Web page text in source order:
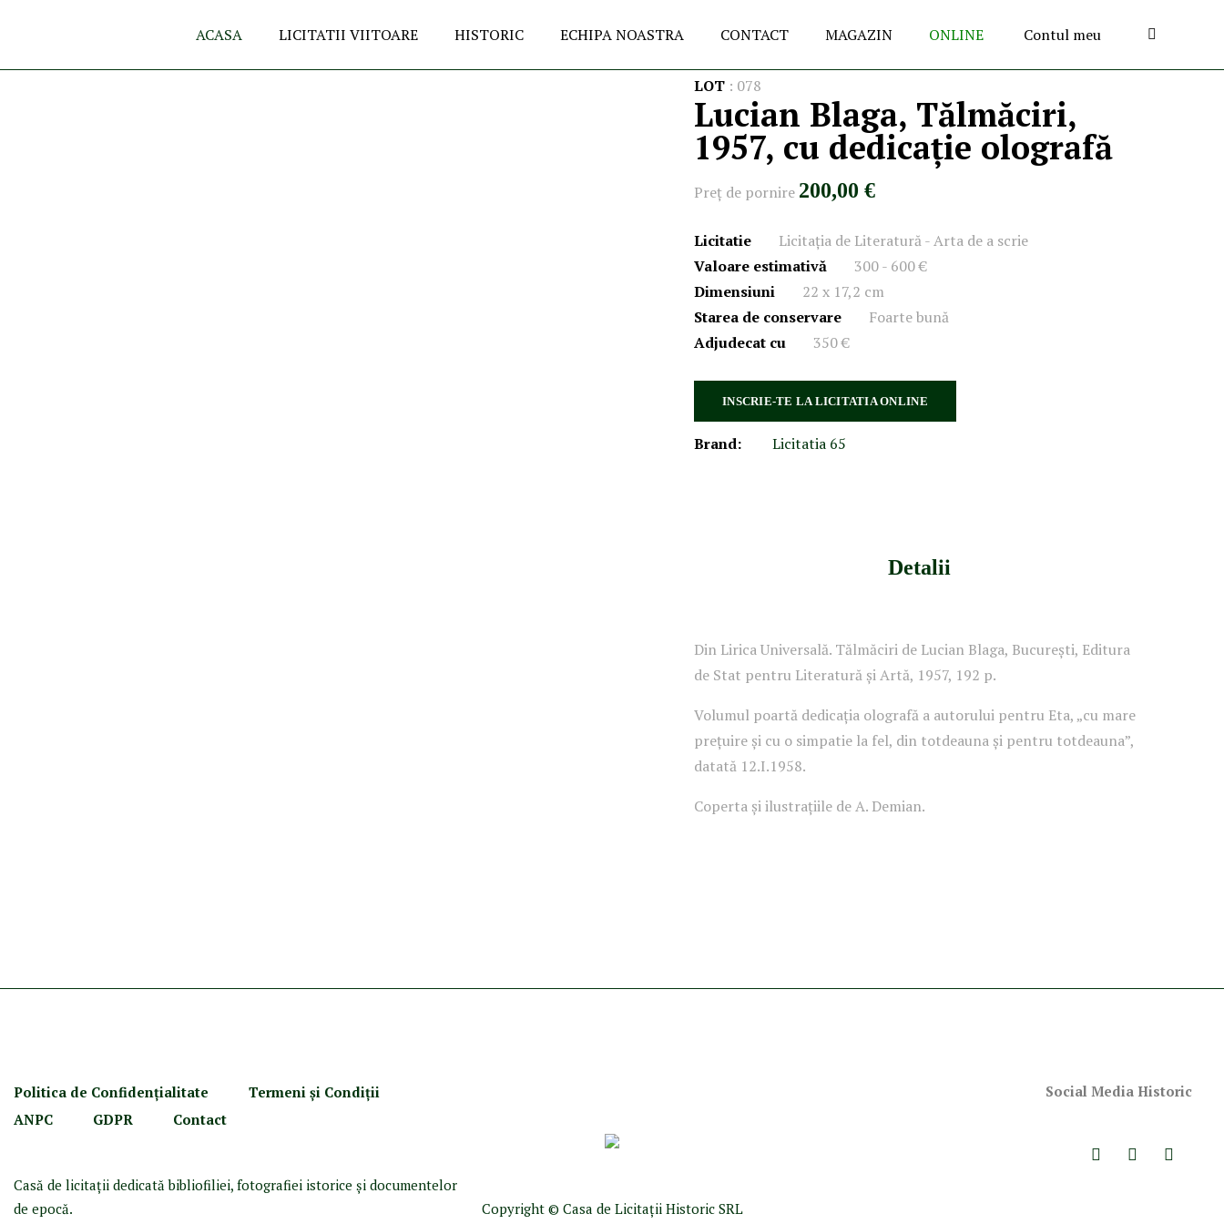
ACASA LICITATII VIITOARE HISTORIC ECHIPA NOASTRA CONTACT MAGAZIN ONLINE Contul meu
LOT : 078
Lucian Blaga, Tălmăciri,
1957, cu dedicație olografă
Preţ de pornire 200,00 €
Licitatie
Licitația de Literatură - Arta de a scrie
Valoare estimativă
300 - 600 €
Dimensiuni
22 x 17,2 cm
Starea de conservare
Foarte bună
Adjudecat cu
350 €
INSCRIE-TE LA LICITATIA ONLINE
Brand: Licitatia 65
Detalii
Din Lirica Universală. Tălmăciri de Lucian Blaga, București, Editura
de Stat pentru Literatură și Artă, 1957, 192 p.
Volumul poartă dedicația olografă a autorului pentru Eta, „cu mare
prețuire și cu o simpatie la fel, din totdeauna și pentru totdeauna”,
datată 12.I.1958.
Coperta și ilustrațiile de A. Demian.
Politica de Confidenţialitate
Termeni şi Condiţii
ANPC
GDPR Contact
Casă de licitaţii dedicată bibliofiliei, fotografiei istorice şi documentelor
de epocă.
Copyright © Casa de Licitaţii Historic SRL
Social Media Historic